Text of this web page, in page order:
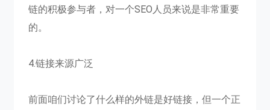
链的积极参与者，对一个SEO人员来说是非常重要
的。
4.链接来源广泛
前面咱们讨论了什么样的外链是好链接，但一个正